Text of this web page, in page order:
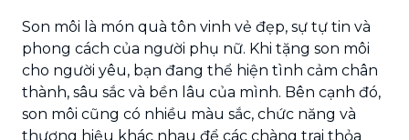
Son môi là món quà tôn vinh vẻ đẹp, sự tự tin và
phong cách của người phụ nữ. Khi tặng son môi
cho người yêu, bạn đang thể hiện tình cảm chân
thành, sâu sắc và bền lâu của mình. Bên cạnh đó,
son môi cũng có nhiều màu sắc, chức năng và
thương hiệu khác nhau để các chàng trai thỏa